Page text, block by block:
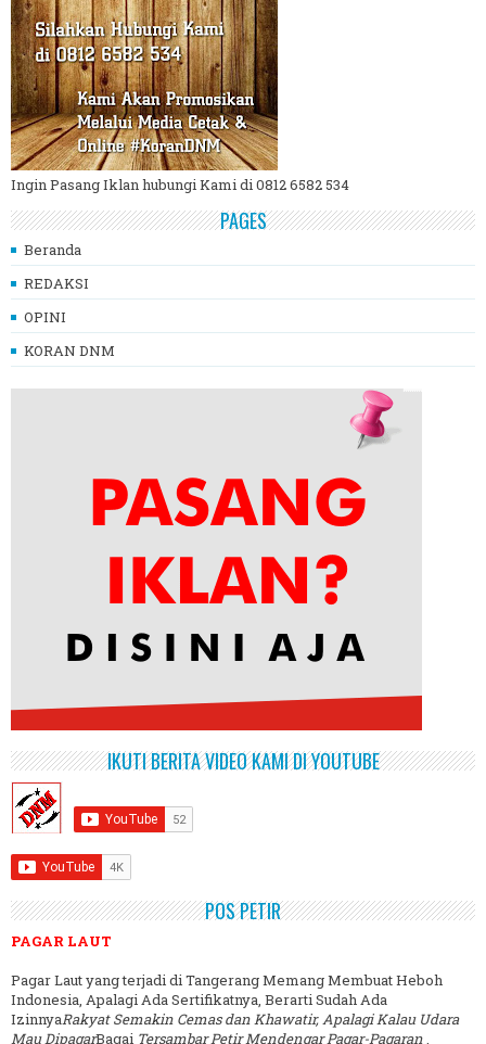
Ingin Pasang Iklan hubungi Kami di 0812 6582 534
PAGES
Beranda
REDAKSI
OPINI
KORAN DNM
IKUTI BERITA VIDEO KAMI DI YOUTUBE
POS PETIR
PAGAR LAUT
Pagar Laut yang terjadi di Tangerang Memang Membuat Heboh
Indonesia, Apalagi Ada Sertifikatnya, Berarti Sudah Ada
IzinnyaRakyat Semakin Cemas dan Khawatir, Apalagi Kalau Udara
Mau DipagarBagai Tersambar Petir Mendengar Pagar-Pagaran.